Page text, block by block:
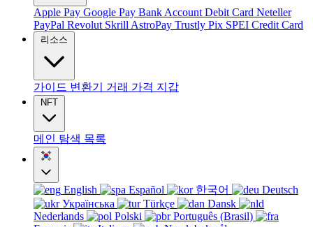
Apple Pay Google Pay Bank Account Debit Card Neteller
PayPal Revolut Skrill AstroPay Trustly Pix SPEI Credit Card
리소스
가이드 변환기 거래 가격 지갑
NFT
메인 탐색 목록
English Español 한국어
Deutsch
Українська
Türkçe
Dansk
Nederlands
Polski
Português (Brasil)